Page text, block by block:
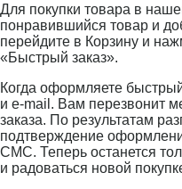
Для покупки товара в
понравившийся товар и
перейдите в Корзину и
«Быстрый заказ».
Когда оформляете
и e-mail. Вам перезвонит
заказа. По результатам
подтверждение
СМС. Теперь останется
и радоваться новой